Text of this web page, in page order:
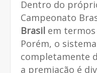
Dentro do
Campeonato
Brasil em
Porém, o
completamente
a premiação é